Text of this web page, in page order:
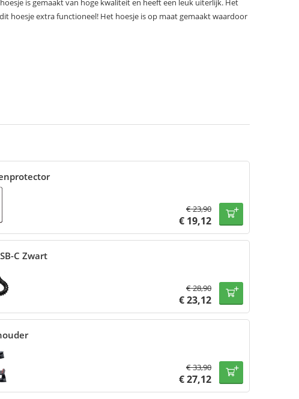
is gemaakt van hoge kwaliteit en heeft een leuk uiterlijk. Het
hoesje extra functioneel! Het hoesje is op maat gemaakt waardoor
€23,90
€ 19,12
C Zwart
€28,90
€23,12
€33,90
€27,12